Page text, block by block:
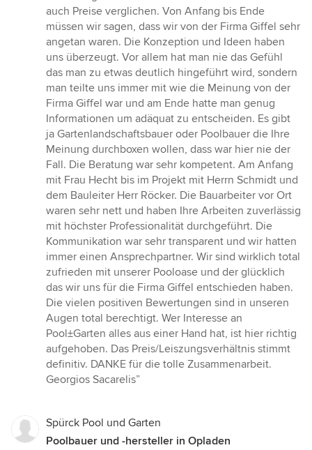
auch Preise verglichen. Von Anfang bis Ende
müssen wir sagen, dass wir von der Firma Giffel sehr
angetan waren. Die Konzeption und Ideen haben
uns überzeugt. Vor allem hat man nie das Gefühl
das man zu etwas deutlich hingeführt wird, sondern
man teilte uns immer mit wie die Meinung von der
Firma Giffel war und am Ende hatte man genug
Informationen um adäquat zu entscheiden. Es gibt
ja Gartenlandschaftsbauer oder Poolbauer die Ihre
Meinung durchboxen wollen, dass war hier nie der
Fall. Die Beratung war sehr kompetent. Am Anfang
mit Frau Hecht bis im Projekt mit Herrn Schmidt und
dem Bauleiter Herr Röcker. Die Bauarbeiter vor Ort
waren sehr nett und haben Ihre Arbeiten zuverlässig
mit höchster Professionalität durchgeführt. Die
Kommunikation war sehr transparent und wir hatten
immer einen Ansprechpartner. Wir sind wirklich total
zufrieden mit unserer Pooloase und der glücklich
das wir uns für die Firma Giffel entschieden haben.
Die vielen positiven Bewertungen sind in unseren
Augen total berechtigt. Wer Interesse an
Pool±Garten alles aus einer Hand hat, ist hier richtig
aufgehoben. Das Preis/Leiszungsverhältnis stimmt
definitiv. DANKE für die tolle Zusammenarbeit.
Georgios Sacarelis”
Spürck Pool und Garten
Poolbauer und -hersteller in Opladen